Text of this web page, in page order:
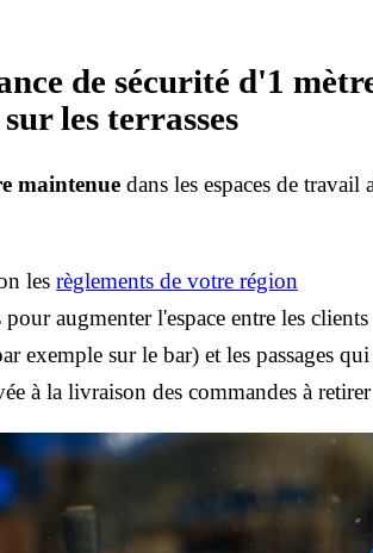
de sécurité d'1
les terrasses
maintenue dans les espaces de travail
lesrèglements de votre région
augmenter l'espace entre les clients
exemple sur le bar) et les passages
à la livraison des commandes à retirer